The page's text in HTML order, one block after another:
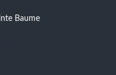
Baume